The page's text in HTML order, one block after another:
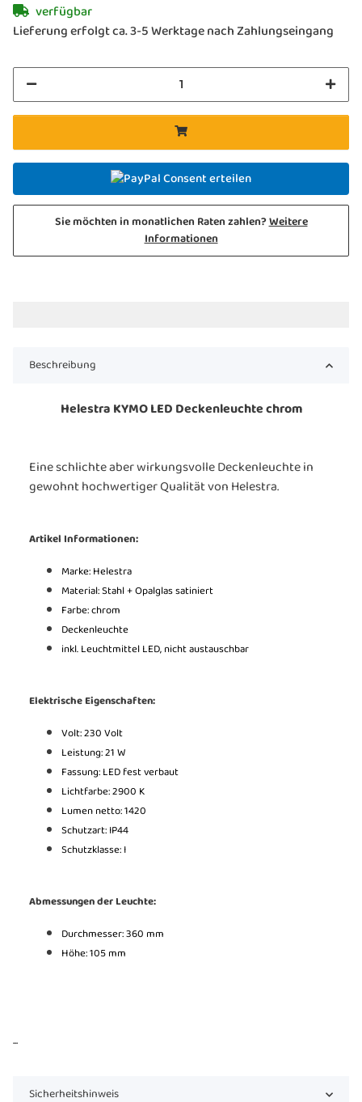
verfügbar
Lieferung erfolgt ca. 3-5 Werktage nach Zahlungseingang
Consent erteilen
Sie möchten in monatlichen Raten zahlen?Weitere
Informationen
Beschreibung
Helestra KYMO LED Deckenleuchte chrom
Eine schlichte aber wirkungsvolle Deckenleuchte in
gewohnt hochwertiger Qualität von Helestra.
Artikel Informationen:
Marke: Helestra
Material: Stahl + Opalglas satiniert
Farbe: chrom
Deckenleuchte
inkl. Leuchtmittel LED, nicht austauschbar
Elektrische Eigenschaften:
Volt: 230 Volt
Leistung: 21 W
Fassung: LEDfest verbaut
Lichtfarbe: 2900 K
Lumen netto: 1420
Schutzart: IP44
Schutzklasse: I
Abmessungen der Leuchte:
Durchmesser: 360 mm
Höhe: 105 mm
...
Sicherheitshinweis